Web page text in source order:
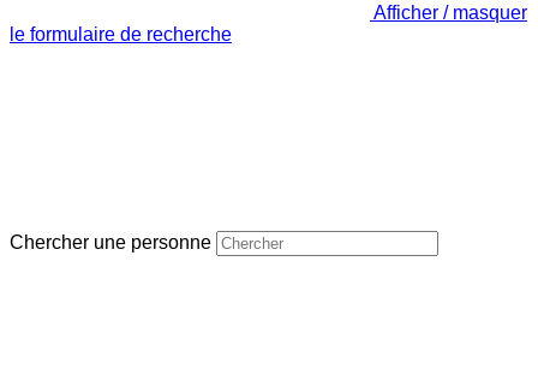
Afficher / masquer
le formulaire de recherche
Chercher une personne